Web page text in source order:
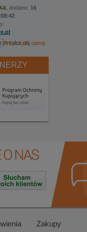
, dodano: 16
ok
Zakupy